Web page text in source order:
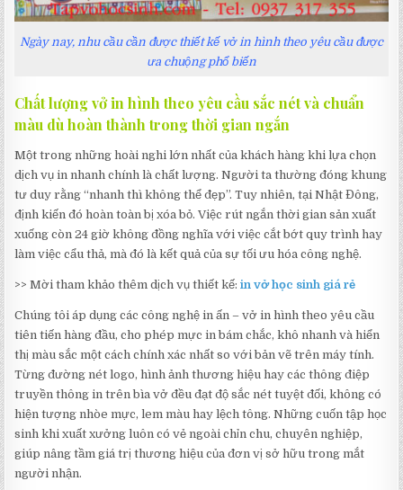
Ngày nay, nhu cầu cần được thiết kế vở in hình theo yêu cầu được
ưa chuộng phổ biến
Chất lượng vở in hình theo yêu cầu sắc nét và chuẩn
màu dù hoàn thành trong thời gian ngắn
Một trong những hoài nghi lớn nhất của khách hàng khi lựa chọn
dịch vụ in nhanh chính là chất lượng. Người ta thường đóng khung
tư duy rằng “nhanh thì không thể đẹp”. Tuy nhiên, tại Nhật Đông,
định kiến đó hoàn toàn bị xóa bỏ. Việc rút ngắn thời gian sản xuất
xuống còn 24 giờ không đồng nghĩa với việc cắt bớt quy trình hay
làm việc cẩu thả, mà đó là kết quả của sự tối ưu hóa công nghệ.
>> Mời tham khảo thêm dịch vụ thiết kế:in vở học sinh giá rẻ
Chúng tôi áp dụng các công nghệ in ấn – vở in hình theo yêu cầu
tiên tiến hàng đầu, cho phép mực in bám chắc, khô nhanh và hiển
thị màu sắc một cách chính xác nhất so với bản vẽ trên máy tính.
Từng đường nét logo, hình ảnh thương hiệu hay các thông điệp
truyền thông in trên bìa vở đều đạt độ sắc nét tuyệt đối, không có
hiện tượng nhòe mực, lem màu hay lệch tông. Những cuốn tập học
sinh khi xuất xưởng luôn có vẻ ngoài chỉn chu, chuyên nghiệp,
giúp nâng tầm giá trị thương hiệu của đơn vị sở hữu trong mắt
người nhận.